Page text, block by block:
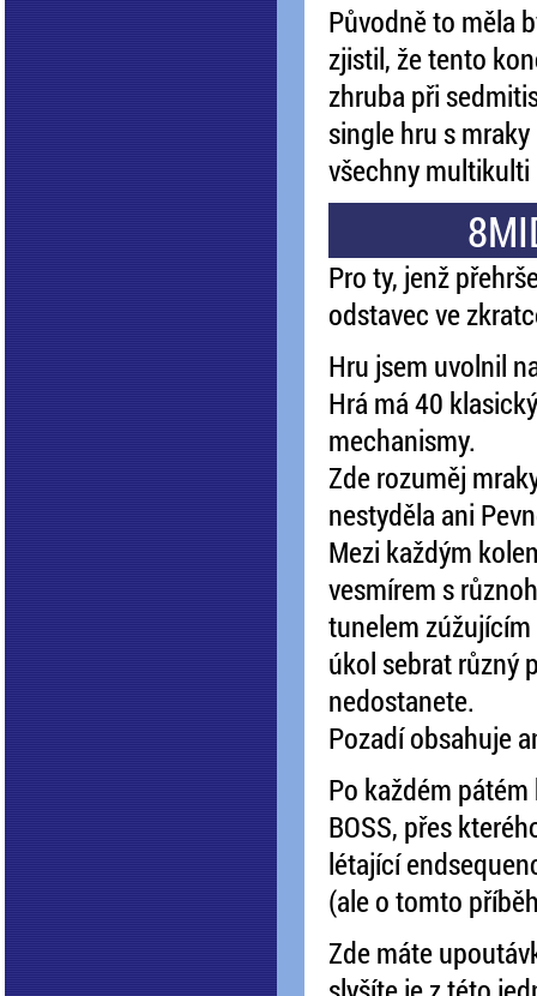
Původně to měla
zjistil, že tento
zhruba při
single hru s
všechny multikulti
Pro ty, jenž
odstavec ve
Hru jsem uvolnil
Hrá má 40
mechanismy.
Zde rozuměj
nestyděla ani
Mezi každým
vesmírem s
tunelem zúžujícím
úkol sebrat různý
nedostanete.
Pozadí obsahuje
Po každém
BOSS, přes
létající
(ale o tomto
Zde máte